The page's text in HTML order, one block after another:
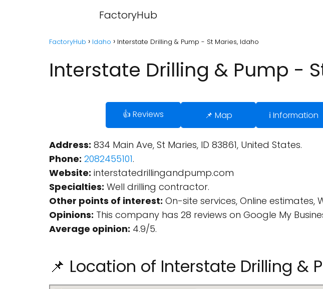
FactoryHub
FactoryHub Idaho Interstate Drilling & Pump - St Maries, Idaho
Interstate Drilling & Pump -
👍 Reviews 📌 Map ℹ️ Information
Address: 834 Main Ave, St Maries, ID 83861, United States.
Phone: 2082455101.
Website: interstatedrillingandpump.com
Specialties: Well drilling contractor.
Other points of interest: On-site services, Online
Opinions: This company has 28 reviews on Google My
Average opinion: 4.9/5.
📌 Location of Interstate Drilling &